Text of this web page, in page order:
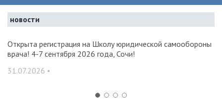
новости
Открыта регистрация на Школу юридической самообороны
врача! 4-7 сентября 2026 года, Сочи!
31.07.2026 •